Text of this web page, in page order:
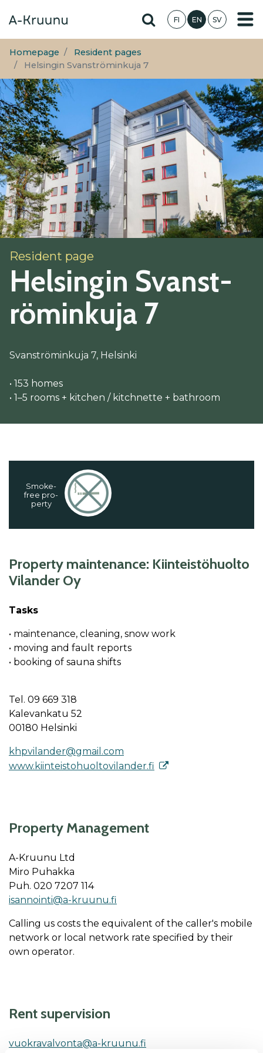
main
content
Hae sivustolta
FI EN SV
Homepage
Resident pages
Helsingin Svanströminkuja 7
Resident page
Hel­sin­gin Svanst­
rö­min­ku­ja 7
Svanströminkuja 7, Helsinki
• 153 homes
• 1–5 rooms + kitchen / kitchnette + bathroom
Smo­ke-
free pro­
per­ty
Property maintenance: Kiinteistöhuolto
Vilander Oy
Tasks
• maintenance, cleaning, snow work
• moving and fault reports
• booking of sauna shifts
Tel. 09 669 318
Kalevankatu 52
00180 Helsinki
khpvilander@gmail.com
www.kiinteistohuoltovilander.fi
Property Management
A-Kruunu Ltd
Miro Puhakka
Puh. 020 7207 114
isannointi@a-kruunu.fi
Calling us costs the equivalent of the caller's mobile
network or local network rate specified by their
own operator.
Rent su­per­vi­sion
vuok­ra­val­von­ta@a-kruu­nu.fi